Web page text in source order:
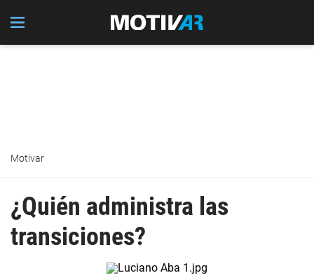
Motivar
¿Quién administra las
transiciones?